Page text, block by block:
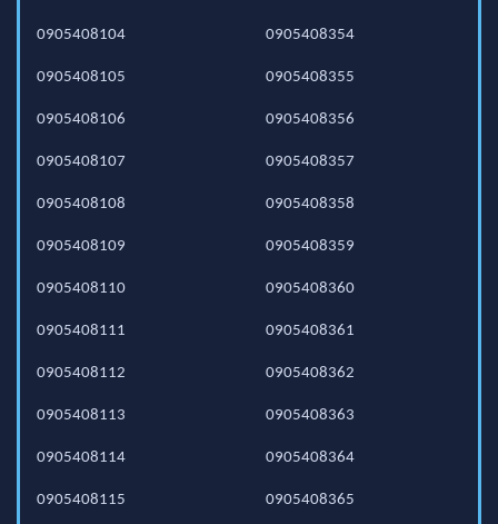
0905408104
0905408105
0905408106
0905408107
0905408108
0905408109
0905408110
0905408111
0905408112
0905408113
0905408114
0905408115
0905408354
0905408355
0905408356
0905408357
0905408358
0905408359
0905408360
0905408361
0905408362
0905408363
0905408364
0905408365